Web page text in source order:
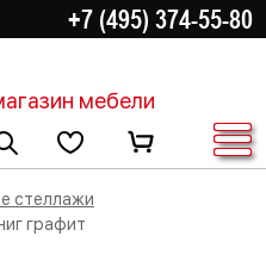
+7 (495) 374-55-80
мебели
стеллажи
графит